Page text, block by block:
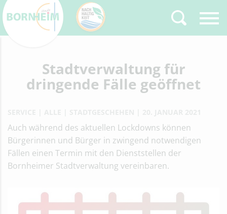
Zurück
Type 2 or more
characters for results.
Stadtverwaltung für
dringende Fälle geöffnet
Auch während des aktuellen Lockdowns können
Bürgerinnen und Bürger in zwingend notwendigen
Fällen einen Termin mit den Dienststellen der
Bornheimer Stadtverwaltung vereinbaren.